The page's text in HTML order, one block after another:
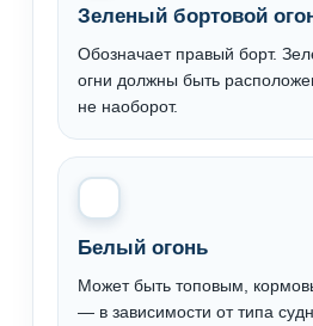
Зеленый бортовой
Обозначает правый борт.
огни должны быть
не наоборот.
Белый огонь
Может быть топовым,
— в зависимости от типа